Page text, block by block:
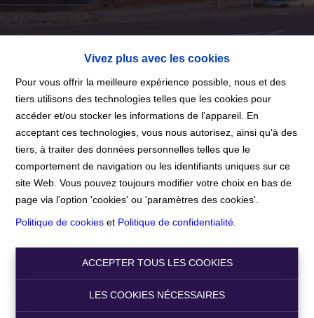
Vivez plus avec les cookies
Pour vous offrir la meilleure expérience possible, nous et des
tiers utilisons des technologies telles que les cookies pour
accéder et/ou stocker les informations de l'appareil. En
acceptant ces technologies, vous nous autorisez, ainsi qu'à des
tiers, à traiter des données personnelles telles que le
comportement de navigation ou les identifiants uniques sur ce
site Web. Vous pouvez toujours modifier votre choix en bas de
page via l'option 'cookies' ou 'paramètres des cookies'.
Politique de cookies et Politique de confidentialité.
ACCEPTER TOUS LES COOKIES
LES COOKIES NÉCESSAIRES
Accueil
Accueil